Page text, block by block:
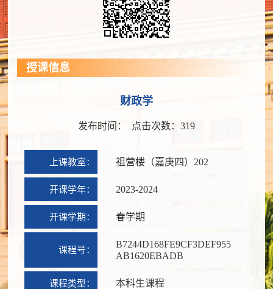
授课信息
财政学
发布时间： 点击次数： 319
上课教室： 祖营楼（嘉庚四）202
开课学年： 2023-2024
开课学期： 春学期
课程号：
B7244D168FE9CF3DEF955
AB1620EBADB
课程类型： 本科生课程